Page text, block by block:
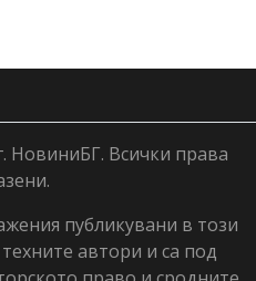
НовиниБГ. Всички права
публикувани в този
автори и са под